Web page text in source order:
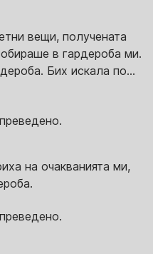
вещи, получената
в гардероба ми.
Бих искала по...
на очакванията ми,